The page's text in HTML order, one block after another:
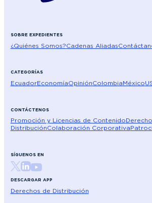
SOBRE EXPEDIENTES
¿Quiénes Somos?Cadenas Aliadas
CATEGORÍAS
EcuadorEconomíaOpiniónColombiaMéxico
CONTÁCTENOS
Promoción y Licencias de Contenido
DistribuciónColaboración Corporativa
SÍGUENOS EN
DESCARGAR APP
Derechos de Distribución